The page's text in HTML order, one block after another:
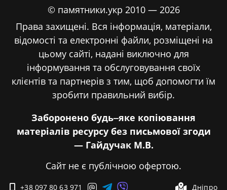
 +38 097 80 63 971     Дніпро
© памятники.укр 2010 — 2026
Права захищені. Вся інформація, матеріали,
відомості та електронні файли, розміщені на
цьому сайті, надані виключно для
інформування та обслуговування своїх
клієнтів та партнерів з тим, щоб допомогти їм
зробити правильний вибір.
Заборонено будь‒яке копіювання
матеріалів ресурсу без письмової згоди
— Гайдучак М.В.
Сайт не є публічною офертою.